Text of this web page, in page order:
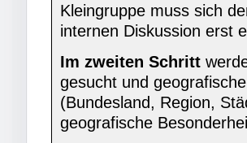
Kleingruppe muss sich
internen Diskussion erst
Im zweiten Schritt
gesucht und
(Bundesland, Region,
geografische